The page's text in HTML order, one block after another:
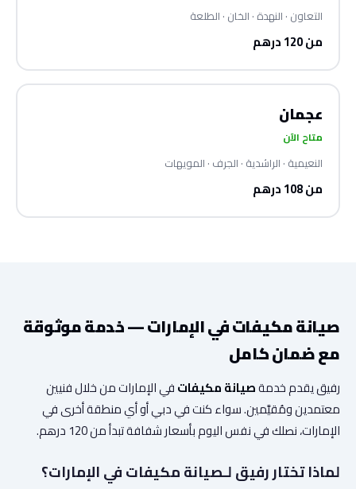
التعاون · النهدة · الخان · الطلعة
من 120 درهم
عجمان
متاح الآن
النعيمية · الراشدية · الجرف · المويهات
من 108 درهم
صيانة مكيفات في الإمارات — خدمة موثوقة
مع ضمان كامل
رفيق يقدم خدمةصيانة مكيفاتفي الإمارات من خلال فنيين
معتمدين ومُقيَّمين. سواء كنت في دبي أو أي منطقة أخرى في
الإمارات، نصلك في نفس اليوم بأسعار شفافة تبدأ من 120 درهم.
لماذا تختار رفيق لـصيانة مكيفات في الإمارات؟